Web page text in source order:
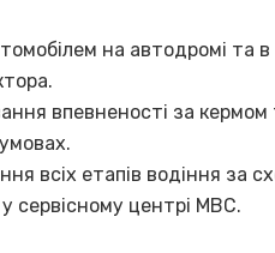
на автодромі та в
впевненості за кермом
всіх етапів водіння за
сервісному центрі МВС.